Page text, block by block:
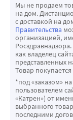
Мы не продаем
на дом.
с доставкой на
Правительства
организацией,
как владелец
представленных
Товар покупается
*под «заказом» на
пользователем
«Катрен») от
выбранного
последними